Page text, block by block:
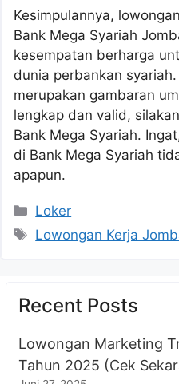
Kesimpulannya,
Bank Mega Syariah
kesempatan berharga
dunia perbankan
merupakan gambaran
lengkap dan valid,
Bank Mega Syariah.
di Bank Mega Syariah
apapun.
Kategori
Loker
Tag
Lowongan Kerja
Recent Posts
Lowongan Marketing
Tahun 2025 (Cek